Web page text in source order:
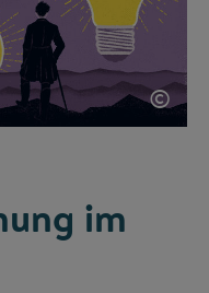
©
im